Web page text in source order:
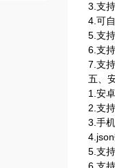
3.支
4.可
5.支
6.支
7.支
五、
1.安
2.支
3.手
5.支